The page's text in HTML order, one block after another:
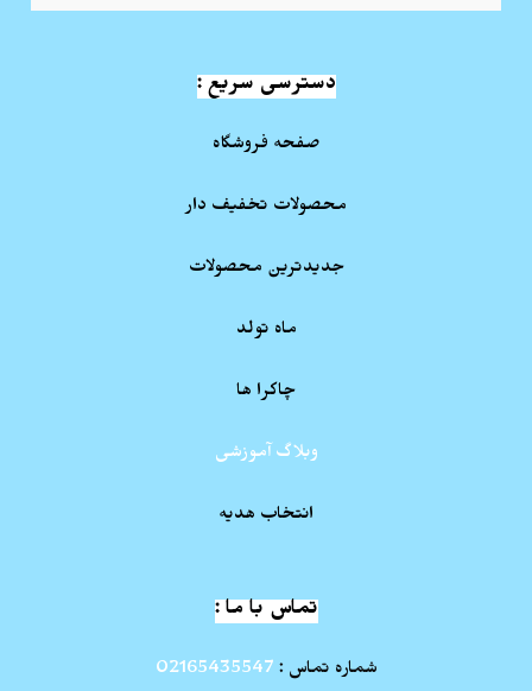
دسترسی سریع :
صفحه فروشگاه
محصولات تخفیف دار
جدیدترین محصولات
ماه تولد
چاکرا ها
وبلاگ آموزشی
انتخاب هدیه
تماس با ما :
شماره تماس : 02165435547